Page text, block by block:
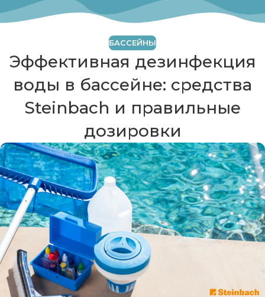
БАССЕЙНЫ
Эффективная дезинфекция
воды в бассейне: средства
Steinbach и правильные
дозировки